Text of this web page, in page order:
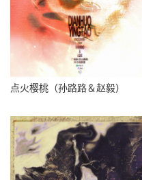
点火樱桃（孙路路＆赵毅）